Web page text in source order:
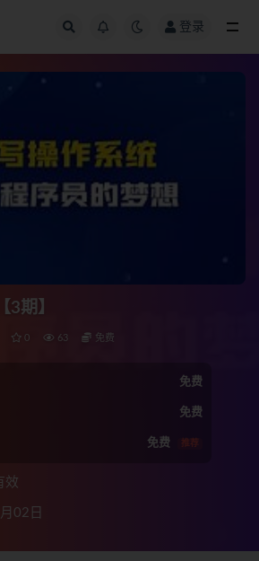
登录
3期】
0 63 免费
免费
免费
免费 推荐
效
02日